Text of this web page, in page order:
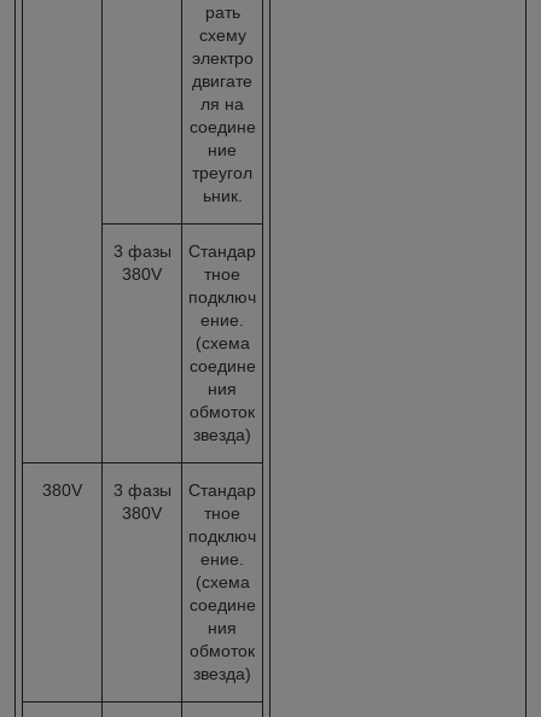
рать
схему
электро
двигате
ля на
соедине
ние
треугол
ьник.
3 фазы
380V
Стандар
тное
подключ
ение.
(схема
соедине
ния
обмоток
звезда)
380V
3 фазы
380V
Стандар
тное
подключ
ение.
(схема
соедине
ния
обмоток
звезда)